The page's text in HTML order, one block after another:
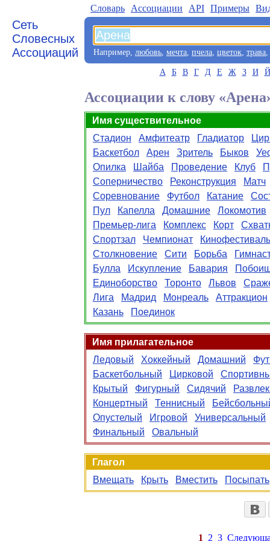
Сеть
Словесных
Ассоциаций
Словарь Aссоциации API Примеры
Например, любовь, мечта, пчела, цветок, трава,
А Б В Г Д Е Ж З И Й
Ассоциации к слову
Имя существительное
Стадион
Амфитеатр Гладиатор
Баскетбол
Арен Зритель Быков
Опилка
Шайба Проведение Клуб
Соперничество
Реконструкция
Матч
Соревнование
Футбол Катание
Пул
Капелла Домашние
Локомотив
Премьер-лига
Комплекс Корт
Спортзал
Чемпионат
Кинофестиваль
Столкновение
Сити Борьба
Булла
Искупление Бавария
Единоборство
Торонто Львов
Лига
Мадрид Монреаль
Аттракцион
Казань
Поединок
Имя прилагательное
Ледовый
Хоккейный Домашний
Баскетбольный
Цирковой
Крытый
Фигурный Сидячий
Концертный
Теннисный
Опустелый
Игровой
Универсальный
Финальный
Овальный
Глагол
Вмещать
Крыть Вместить Посыпать
1 2 3